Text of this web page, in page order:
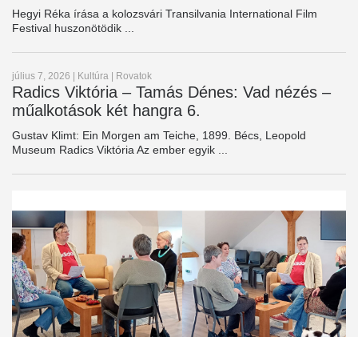
Hegyi Réka írása a kolozsvári Transilvania International Film
Festival huszonötödik ...
július 7, 2026 Kultúra Rovatok
Radics Viktória – Tamás Dénes: Vad nézés –
műalkotások két hangra 6.
Gustav Klimt: Ein Morgen am Teiche, 1899. Bécs, Leopold
Museum Radics Viktória Az ember egyik ...